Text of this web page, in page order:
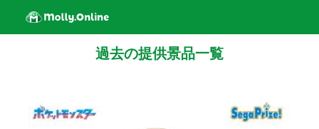
過去の提供景品一覧